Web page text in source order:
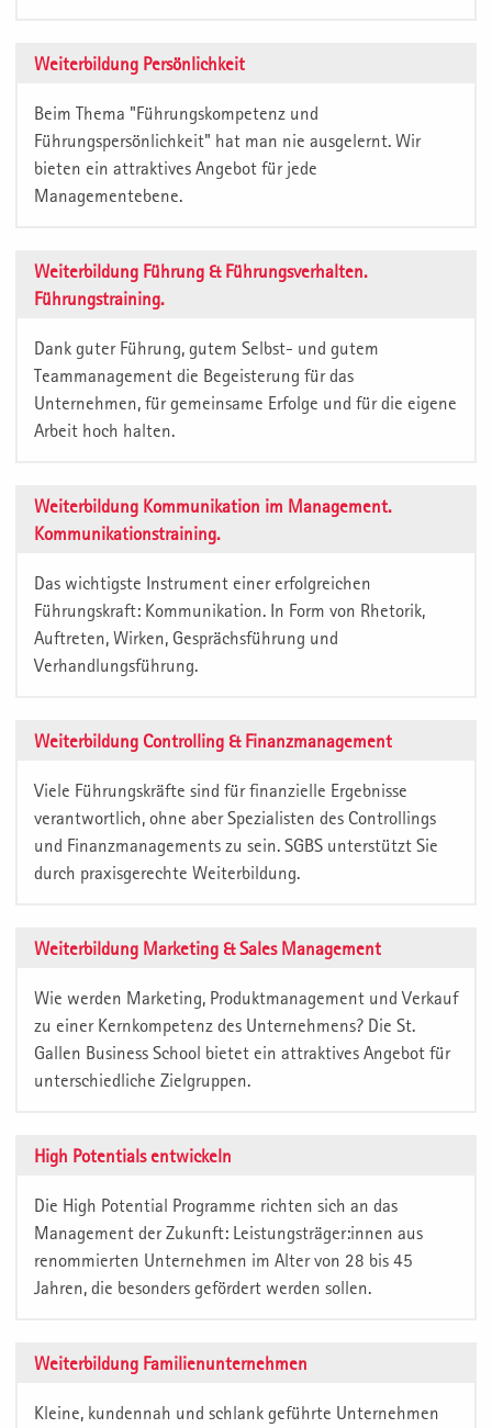
Weiterbildung Persönlichkeit
Beim Thema "Führungskompetenz und
Führungspersönlichkeit" hat man nie ausgelernt. Wir
bieten ein attraktives Angebot für jede
Managementebene.
Weiterbildung Führung & Führungsverhalten.
Führungstraining.
Dank guter Führung, gutem Selbst- und gutem
Teammanagement die Begeisterung für das
Unternehmen, für gemeinsame Erfolge und für die eigene
Arbeit hoch halten.
Weiterbildung Kommunikation im Management.
Kommunikationstraining.
Das wichtigste Instrument einer erfolgreichen
Führungskraft: Kommunikation. In Form von Rhetorik,
Auftreten, Wirken, Gesprächsführung und
Verhandlungsführung.
Weiterbildung Controlling & Finanzmanagement
Viele Führungskräfte sind für finanzielle Ergebnisse
verantwortlich, ohne aber Spezialisten des Controllings
und Finanzmanagements zu sein. SGBS unterstützt Sie
durch praxisgerechte Weiterbildung.
Weiterbildung Marketing & Sales Management
Wie werden Marketing, Produktmanagement und Verkauf
zu einer Kernkompetenz des Unternehmens? Die St.
Gallen Business School bietet ein attraktives Angebot für
unterschiedliche Zielgruppen.
High Potentials entwickeln
Die High Potential Programme richten sich an das
Management der Zukunft: Leistungsträger:innen aus
renommierten Unternehmen im Alter von 28 bis 45
Jahren, die besonders gefördert werden sollen.
Weiterbildung Familienunternehmen
Kleine, kundennah und schlank geführte Unternehmen